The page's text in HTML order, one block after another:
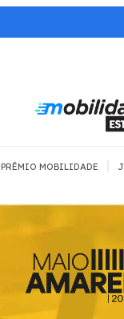
SEGURANÇA
Todos
Trânsito
PRÊMIO MOBILIDADE